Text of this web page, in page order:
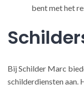
bent met het
Bij Schilder Marc
schilderdiensten aan.